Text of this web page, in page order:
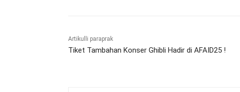
Artikulli paraprak
Tiket Tambahan Konser Ghibli Hadir di AFAID25 !